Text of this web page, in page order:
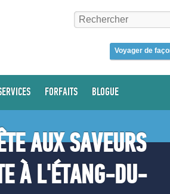
Voyager de
FORFAITS BLOGUE
AUX SAVEURS
À L'ÉTANG-DU-